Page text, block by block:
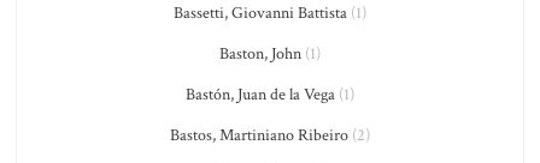
Bassetti, Giovanni Battista (1)
Baston, John (1)
Bastón, Juan de la Vega (1)
Bastos, Martiniano Ribeiro (2)